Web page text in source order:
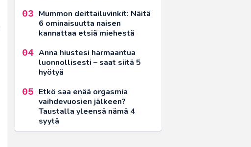
Mummon deittailuvinkit: Näitä
6 ominaisuutta naisen
kannattaa etsiä miehestä
Anna hiustesi harmaantua
luonnollisesti – saat siitä 5
hyötyä
Etkö saa enää orgasmia
vaihdevuosien jälkeen?
Taustalla yleensä nämä 4
syytä